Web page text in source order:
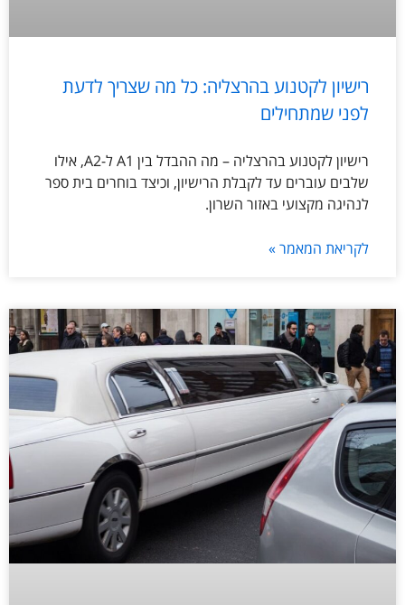
רישיון לקטנוע בהרצליה: כל מה שצריך לדעת
לפני שמתחילים
רישיון לקטנוע בהרצליה – מה ההבדל בין A1 ל-A2, אילו
שלבים עוברים עד לקבלת הרישיון, וכיצד בוחרים בית ספר
לנהיגה מקצועי באזור השרון.
לקריאת המאמר »